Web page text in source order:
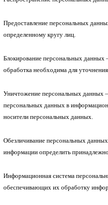
Предоставление персональных
определенному кругу лиц.
Блокирование персональных данных
обработка необходима для
Уничтожение персональных данных
персональных данных в
носители персональных данных.
Обезличивание персональных
информации определить
Информационная система
обеспечивающих их обработку